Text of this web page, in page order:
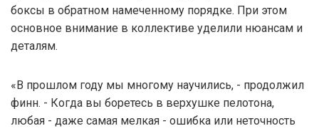
боксы в обратном намеченному порядке. При этом
основное внимание в коллективе уделили нюансам и
деталям.
«В прошлом году мы многому научились, - продолжил
финн. - Когда вы боретесь в верхушке пелотона,
любая - даже самая мелкая - ошибка или неточность